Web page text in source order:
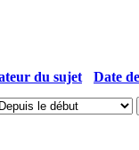
du sujet Date